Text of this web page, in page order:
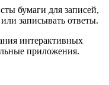
бумаги для записей,
записывать ответы.
интерактивных
приложения.